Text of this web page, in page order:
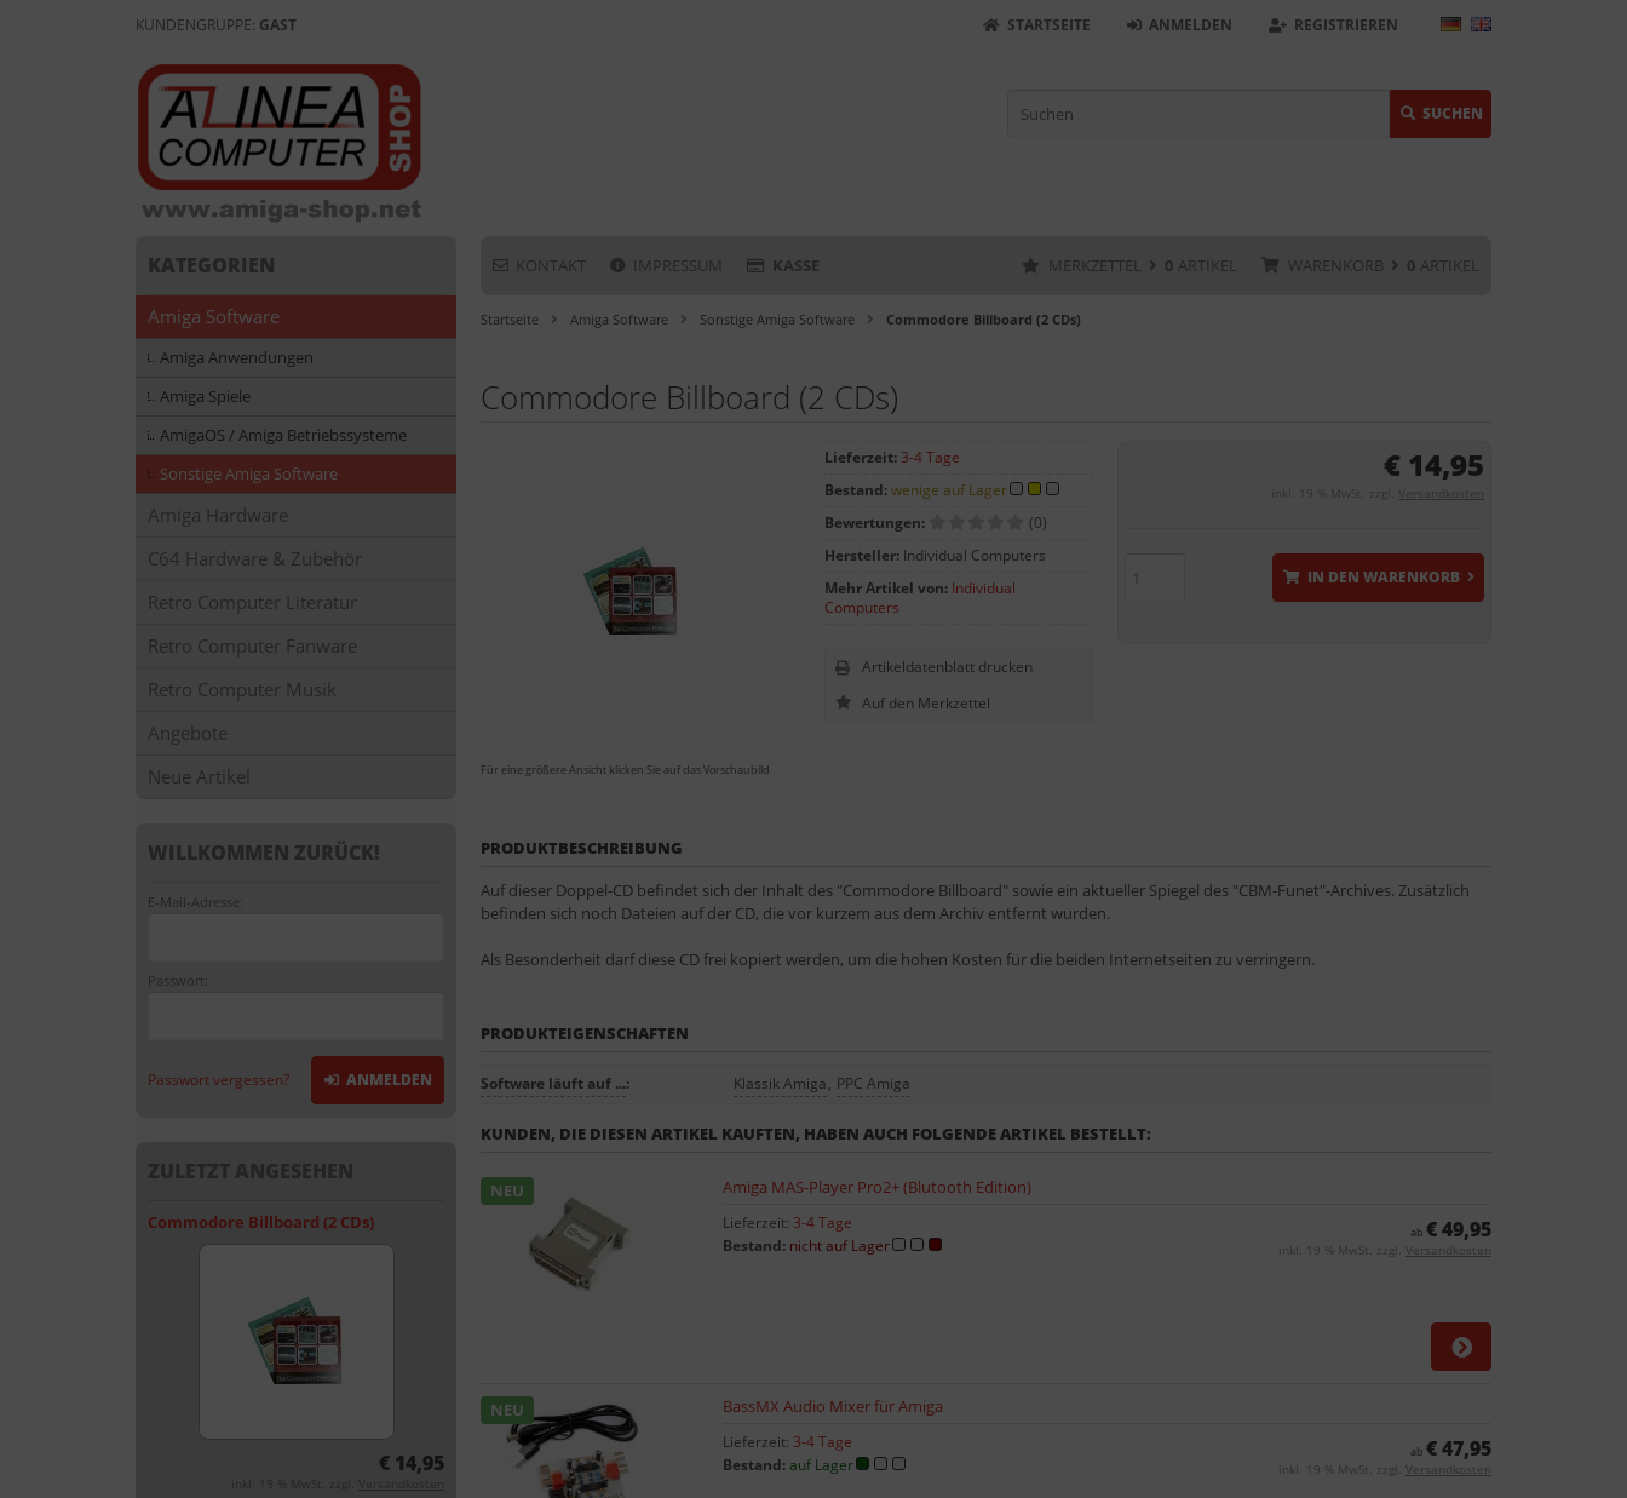
KUNDENGRUPPE: GAST REGISTRIEREN
ANMELDEN
STARTSEITE
SUCHEN
KONTAKT IMPRESSUM KASSE WARENKORB 0 ARTIKEL
MERKZETTEL 0 ARTIKEL
Startseite Amiga Software Sonstige Amiga Software Commodore Billboard (2 CDs)
Commodore Billboard (2 CDs)
Für eine größere Ansicht klicken Sie auf das Vorschaubild
€ 14,95
inkl. 19 % MwSt. zzgl. Versandkosten
IN DEN WARENKORB
Lieferzeit: 3-4 Tage
Bestand:wenige auf Lager
Bewertungen:
(0)
Hersteller: Individual Computers
Mehr Artikel von: Individual
Computers
Artikeldatenblatt drucken
PRODUKTBESCHREIBUNG
Auf dieser Doppel-CD befindet sich der Inhalt des "Commodore Billboard" sowie ein aktueller Spiegel des "CBM-Funet"-Archives. Zusätzlich
befinden sich noch Dateien auf der CD, die vor kurzem aus dem Archiv entfernt wurden.
Als Besonderheit darf diese CD frei kopiert werden, um die hohen Kosten für die beiden Internetseiten zu verringern.
PRODUKTEIGENSCHAFTEN
Software läuft auf ...: Klassik Amiga, PPC Amiga
KUNDEN, DIE DIESEN ARTIKEL KAUFTEN, HABEN AUCH FOLGENDE ARTIKEL BESTELLT:
NEU Amiga MAS-Player Pro2+ (Blutooth Edition)
Lieferzeit: 3-4 Tage
Bestand: nicht auf Lager
ab € 49,95
inkl. 19 % MwSt. zzgl. Versandkosten
NEU BassMX Audio Mixer für Amiga
Lieferzeit: 3-4 Tage
Bestand:auf Lager
ab € 47,95
inkl. 19 % MwSt. zzgl. Versandkosten
KATEGORIEN
Amiga Software
Amiga Anwendungen
Amiga Spiele
AmigaOS / Amiga Betriebssysteme
Sonstige Amiga Software
Amiga Hardware
C64 Hardware & Zubehör
Retro Computer Literatur
Retro Computer Fanware
Retro Computer Musik
Angebote
Neue Artikel
WILLKOMMEN ZURÜCK!
E-Mail-Adresse:
Passwort:
Passwort vergessen? ANMELDEN
ZULETZT ANGESEHEN
Commodore Billboard (2 CDs)
€ 14,95
inkl. 19 % MwSt. zzgl.